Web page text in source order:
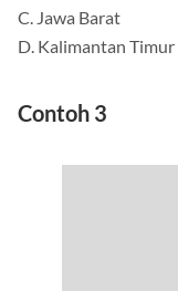
C. Jawa Barat
D. Kalimantan Timur
Contoh 3